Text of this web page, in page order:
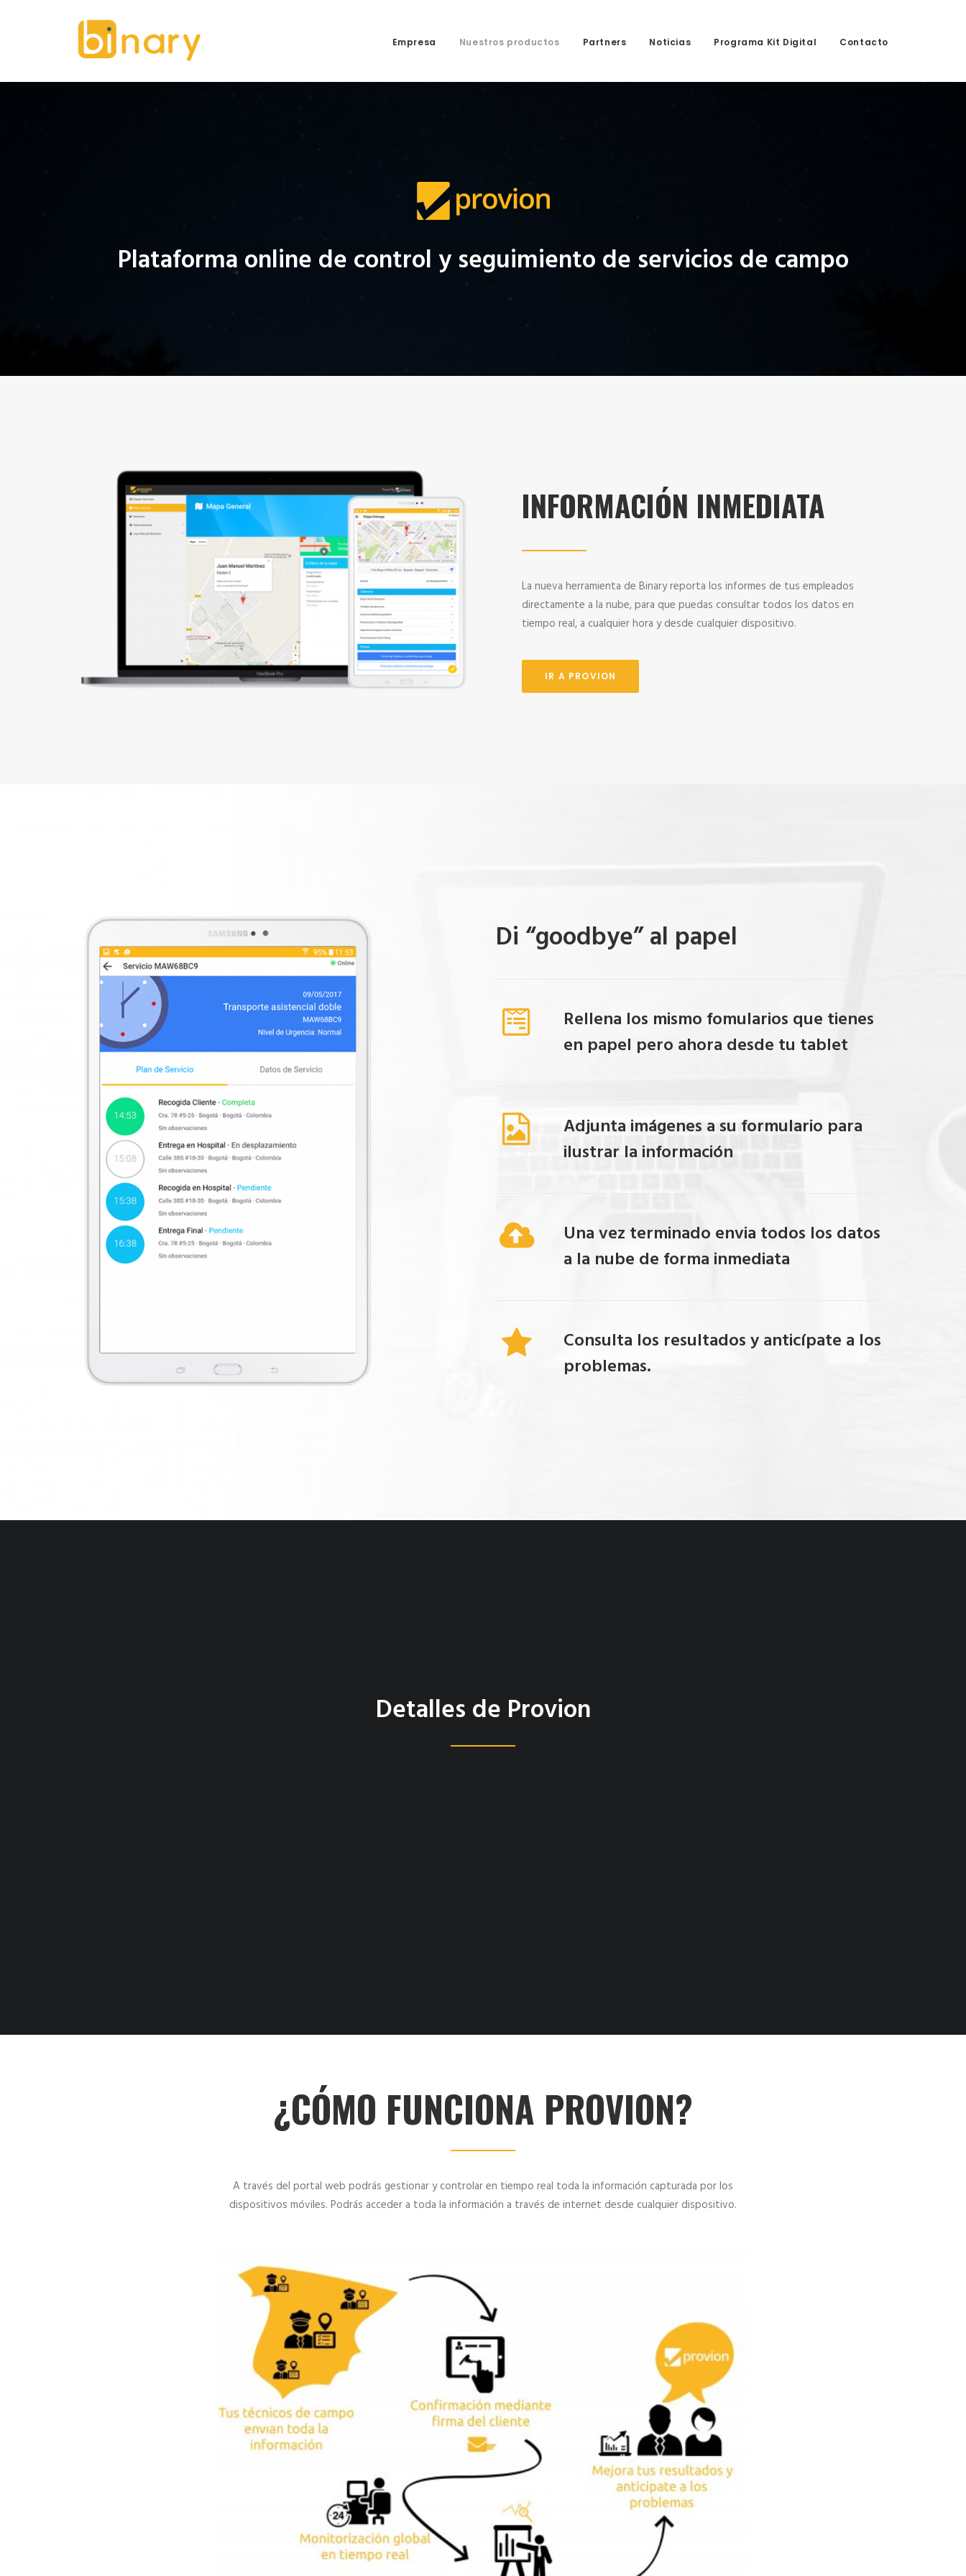
Empresa Nuestros productos Partners Noticias Programa Kit Digital Contacto
Plataforma online de control y seguimiento de servicios de campo
INFORMACIÓN INMEDIATA
La nueva herramienta de Binary reporta los informes de tus empleados
directamente a la nube, para que puedas consultar todos los datos en
tiempo real, a cualquier hora y desde cualquier dispositivo.
IR A PROVION
Di “goodbye” al papel
Rellena los mismo fomularios que tienes
en papel pero ahora desde tu tablet
Adjunta imágenes a su formulario para
ilustrar la información
Una vez terminado envia todos los datos
a la nube de forma inmediata
Consulta los resultados y anticípate a los
problemas.
Detalles de Provion
¿CÓMO FUNCIONA PROVION?
A través del portal web podrás gestionar y controlar en tiempo real toda la información capturada por los
dispositivos móviles. Podrás acceder a toda la información a través de internet desde cualquier dispositivo.